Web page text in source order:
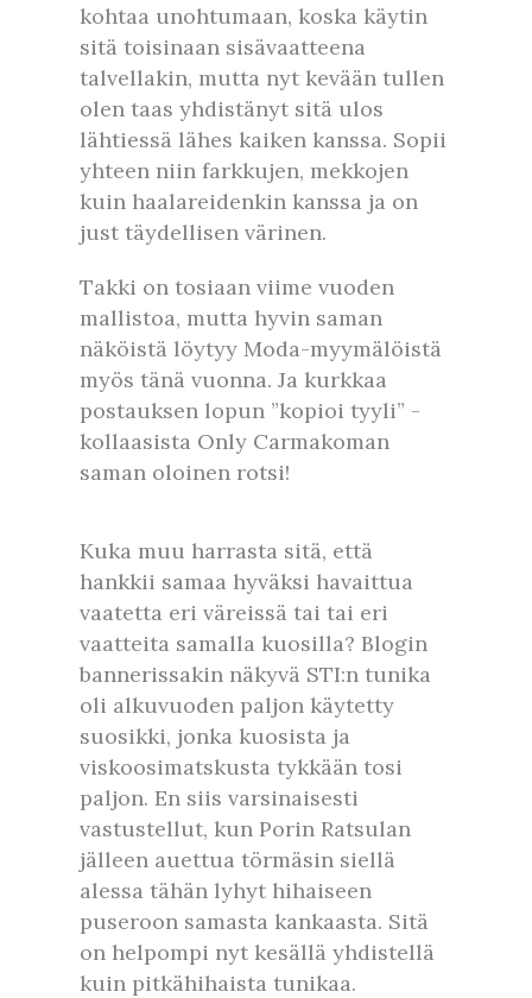
kohtaa unohtumaan, koska käytin
sitä toisinaan sisävaatteena
talvellakin, mutta nyt kevään tullen
olen taas yhdistänyt sitä ulos
lähtiessä lähes kaiken kanssa. Sopii
yhteen niin farkkujen, mekkojen
kuin haalareidenkin kanssa ja on
just täydellisen värinen.
Takki on tosiaan viime vuoden
mallistoa, mutta hyvin saman
näköistä löytyy Moda-myymälöistä
myös tänä vuonna. Ja kurkkaa
postauksen lopun ”kopioi tyyli” -
kollaasista Only Carmakoman
saman oloinen rotsi!
Kuka muu harrasta sitä, että
hankkii samaa hyväksi havaittua
vaatetta eri väreissä tai tai eri
vaatteita samalla kuosilla? Blogin
bannerissakin näkyvä STI:n tunika
oli alkuvuoden paljon käytetty
suosikki, jonka kuosista ja
viskoosimatskusta tykkään tosi
paljon. En siis varsinaisesti
vastustellut, kun Porin Ratsulan
jälleen auettua törmäsin siellä
alessa tähän lyhyt hihaiseen
puseroon samasta kankaasta. Sitä
on helpompi nyt kesällä yhdistellä
kuin pitkähihaista tunikaa.